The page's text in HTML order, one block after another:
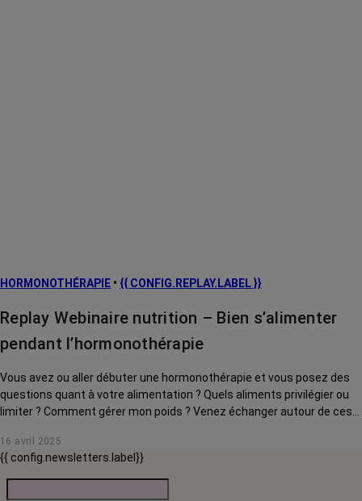
HORMONOTHÉRAPIE • {{ CONFIG.REPLAY.LABEL }}
Replay Webinaire nutrition – Bien s’alimenter
pendant l’hormonothérapie
Vous avez ou aller débuter une hormonothérapie et vous posez des
questions quant à votre alimentation ? Quels aliments privilégier ou
limiter ? Comment gérer mon poids ? Venez échanger autour de ces
partagera ses conseils, astuces et recettes.
16 avril 2025
{{ config.newsletters.label}}